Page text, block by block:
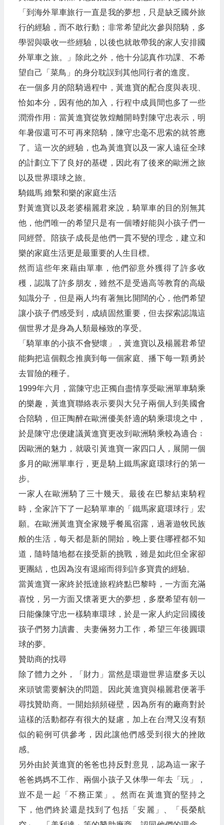
「到海外單車旅行一直是我的夢想，只是缺乏國外旅
行的經驗，而不敢行動；非常希望此次參與陪騎，多
學習與吸收一些經驗，以後也就敢帶我的家人安排國
外單車之旅。」除此之外，他十分認真作功課、不希
望自己「菜鳥」的身分耽誤到其他同行者的進度。
在一個多月的陪騎過程中，黃進寶的配合度與表現、
恰如本分，因有他的加入，行程中成員間也多了一些
潤滑作用﹔當黃進寶從敦煌離開時對陳守忠表示，明
年暑假還可不可再來陪騎，陳守忠毫不思索的就答應
了。這一次的經驗，也為黃進寶以及一家人遠征全球
的計劃立下了良好的基礎，因此有了後來的歐洲之旅
以及世界環球之旅。
騎鐵馬 維繫和樂的家庭生活
對黃進寶以及老婆楊麗君來說，騎單車的目的別無其
他，他們唯一的希望只是有一個嗜好能與小孩子們一
同經營。陪孩子成長是他們一貫不變的理念，建立和
樂的家庭生活更是最重要的人生目標。
然而這些年來藉由單車，他們卻意外獲得了許多收
穫，認識了許多朋友，雖然不是受過高等教育的高級
知識分子，但是兩人均有著無比開闊的心，他們希望
讓小孩子們感受到，成績固然重要，但去探索認識這
個世界才是身為人類最極致的享受。
「騎單車的小孩不會變壞」，黃進寶以及楊麗君希望
能夠把這個觀念推廣到每一個家庭、播下每一顆勇於
去冒險的種子。
1999年六月，當陳守忠正獨自盡情享受歐洲單車騎乘
的樂趣，黃進寶聯絡表示要與大兒子兩個人到美國會
合陪騎，但正陶醉在歐洲優美舒適的騎乘環境之中，
於是陳守忠便建議黃進寶更改到歐洲騎乘較為適合﹔
因歐洲的魅力，就吸引黃進寶一家四口人，展開一個
多月的歐洲單車行，更是騎上鐵馬家庭環球行的第一
步。
一家人在歐洲騎了三十幾天。最後在巴黎結束騎程
時，全家許下了一起騎單車的「鐵馬家庭環球行」宏
願。在歐洲黃進寶全家幾乎餐風宿露，過著遊牧民族
般的生活，每天都是新的開始，晚上要住哪裡都不知
道，隨時隨地都在接受新的挑戰，雖是如此但全家卻
更團結，也因為沒有退縮而得到許多寶貴的經驗。
當黃進寶一家終於抵達旅程終點巴黎時，一方面充滿
喜悅，另一方面又懷著更大的夢想，多麼希望有朝一
日能像陳守忠一樣騎車環球，於是一家人約定回國後
孩子們努力讀書、夫妻倆努力工作，希望三年後圓環
球的夢。
贊助商的找尋
除了體力之外，「財力」當然是環遊世界這麼多天以
來頭號需要解決的問題。因此黃進寶與楊麗君便著手
尋找贊助商。一開始頻頻碰壁，因為所有的廠商對於
這樣的活動都存有很大的疑慮，加上在台灣又沒有類
似的範例可供參考，因此讓他們感受到很大的挫敗
感。
另外由於黃進寶的爸爸也持反對意見，認為這一家子
爸爸媽媽不工作、兩個小孩子又休學一年去「玩」，
豈不是一起「不務正業」。然而在黃進寶的堅持之
下，他們終於還是找到了包括「安麗」、「長榮航